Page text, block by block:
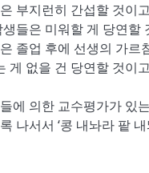
부지런히 간섭할 것이
들은 미워할 게 당연할
졸업 후에 선생의 가르
게 없을 건 당연할 것이
에 의한 교수평가가 있
나서서 ‘콩 내놔라 팥